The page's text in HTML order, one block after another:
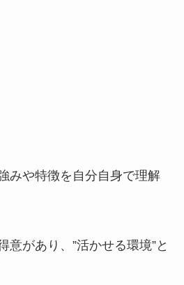
みや特徴を自分自身で理解
意があり、”活かせる環境”と